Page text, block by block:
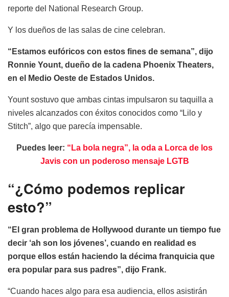
reporte del National Research Group.
Y los dueños de las salas de cine celebran.
“Estamos eufóricos con estos fines de semana”, dijo
Ronnie Yount, dueño de la cadena Phoenix Theaters,
en el Medio Oeste de Estados Unidos.
Yount sostuvo que ambas cintas impulsaron su taquilla a
niveles alcanzados con éxitos conocidos como “Lilo y
Stitch”, algo que parecía impensable.
Puedes leer: “La bola negra”, la oda a Lorca de los
Javis con un poderoso mensaje LGTB
“¿Cómo podemos replicar
esto?”
“El gran problema de Hollywood durante un tiempo fue
decir ‘ah son los jóvenes’, cuando en realidad es
porque ellos están haciendo la décima franquicia que
era popular para sus padres”, dijo Frank.
“Cuando haces algo para esa audiencia, ellos asistirán